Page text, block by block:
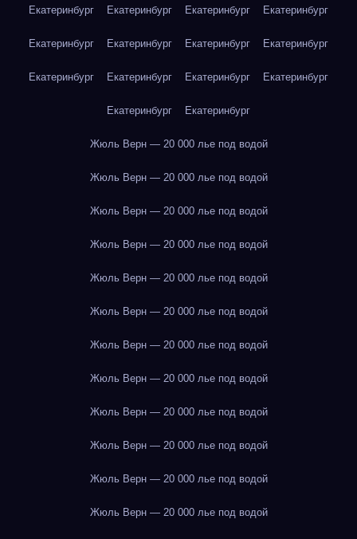
Екатеринбург Екатеринбург Екатеринбург Екатеринбург
Екатеринбург Екатеринбург Екатеринбург Екатеринбург
Екатеринбург Екатеринбург Екатеринбург Екатеринбург
Екатеринбург Екатеринбург
Жюль Верн — 20 000 лье под водой
Жюль Верн — 20 000 лье под водой
Жюль Верн — 20 000 лье под водой
Жюль Верн — 20 000 лье под водой
Жюль Верн — 20 000 лье под водой
Жюль Верн — 20 000 лье под водой
Жюль Верн — 20 000 лье под водой
Жюль Верн — 20 000 лье под водой
Жюль Верн — 20 000 лье под водой
Жюль Верн — 20 000 лье под водой
Жюль Верн — 20 000 лье под водой
Жюль Верн — 20 000 лье под водой